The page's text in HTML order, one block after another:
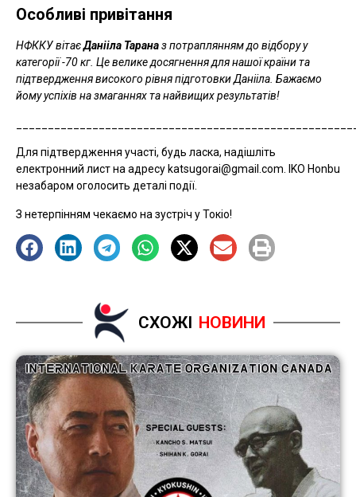
Особливі привітання
НФККУ вітаєДанііла Тараназ потраплянням до відбору у
категорії -70 кг. Це велике досягнення для нашої країни та
підтвердження високого рівня підготовки Данііла. Бажаємо
йому успіхів на змаганнях та найвищих результатів!
Для підтвердження участі, будь ласка, надішліть
електронний лист на адресу katsugorai@gmail.com. IKO Honbu
незабаром оголосить деталі події.
З нетерпінням чекаємо на зустріч у Токіо!
СХОЖІ НОВИНИ